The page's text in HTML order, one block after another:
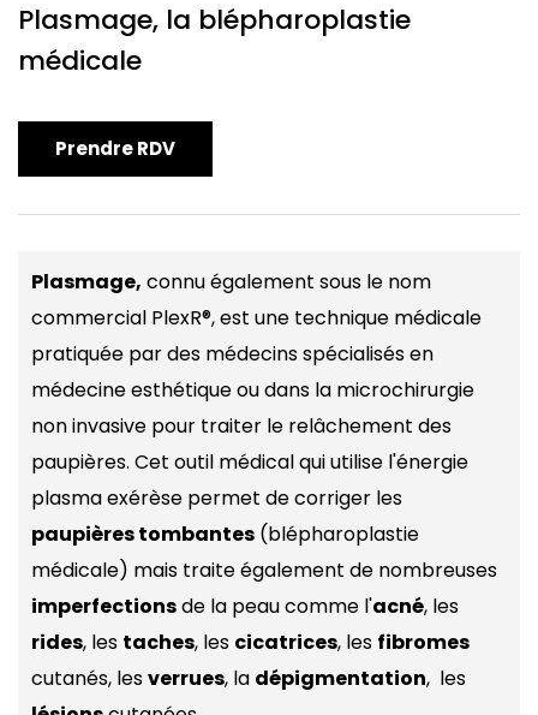
Plasmage, la blépharoplastie
médicale
Prendre RDV
Plasmage, connu également sous le nom
commercial PlexR®, est une technique médicale
pratiquée par des médecins spécialisés en
médecine esthétique ou dans la microchirurgie
non invasive pour traiter le relâchement des
paupières. Cet outil médical qui utilise l'énergie
plasma exérèse permet de corriger les
paupières tombantes (blépharoplastie
médicale) mais traite également de nombreuses
imperfectionsde la peau comme l'acné, les
rides, les taches, les cicatrices, les fibromes
cutanés, lesverrues, la dépigmentation, les